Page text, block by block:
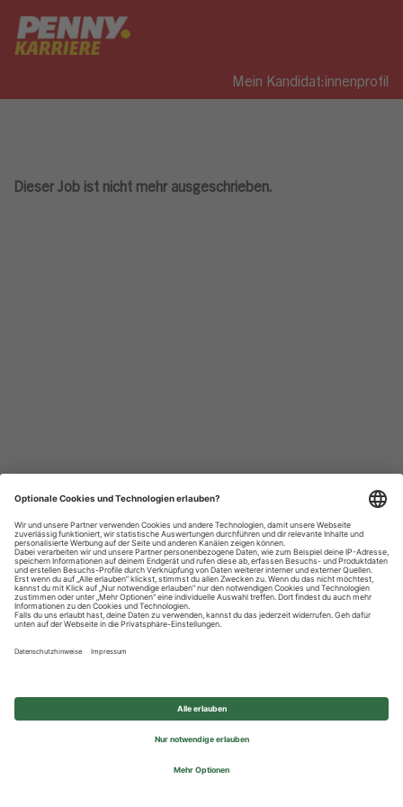
Mein Kandidat:innenprofil
Dieser Job ist nicht mehr ausgeschrieben.
Datenschutzhinweise
Impressum
Privatsphäre-Einstellungen
© 2026 REWE Group - All rights reserved